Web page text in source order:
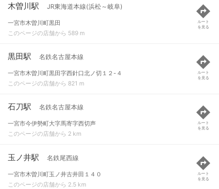
木曽川駅 JR東海道本線(浜松～岐阜)
一宮市木曽川町黒田
このページの店舗から 589 m
ルート
を見る
黒田駅 名鉄名古屋本線
一宮市木曽川町黒田字西針口北ノ切１２-４
このページの店舗から 821 m
ルート
を見る
石刀駅 名鉄名古屋本線
一宮市今伊勢町大字馬寄字西切声
このページの店舗から 2 km
ルート
を見る
玉ノ井駅 名鉄尾西線
一宮市木曽川町玉ノ井古井田１４０
このページの店舗から 2.5 km
ルート
を見る